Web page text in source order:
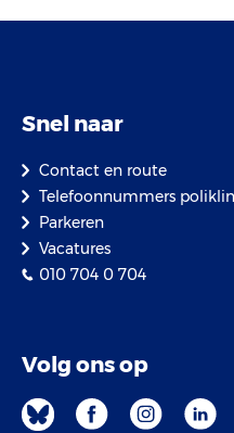
Snel naar
Contact en route
Telefoonnummers
Parkeren
Vacatures
010 704 0 704
Volg ons op